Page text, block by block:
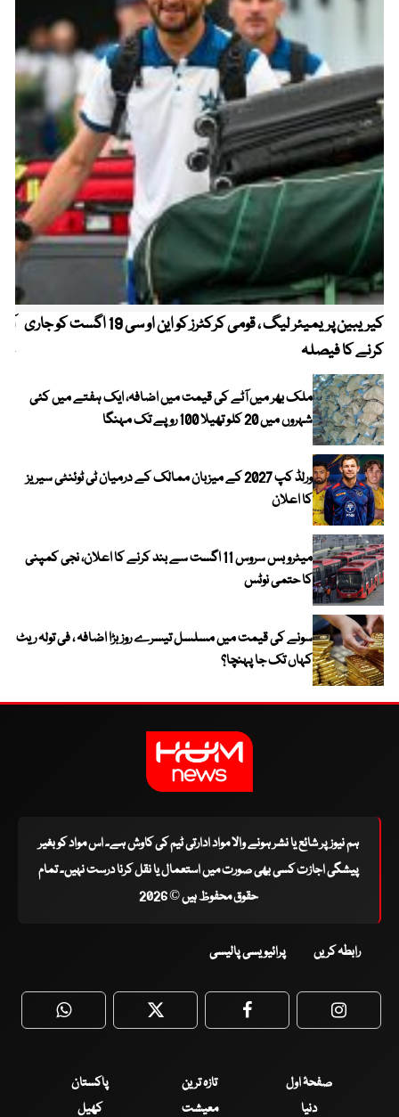
کیریبین پریمیئر لیگ ، قومی کرکٹرز کو این او سی 19 اگست کو جاری
کرنے کا فیصلہ
ملک بھر میں آٹے کی قیمت میں اضافہ، ایک ہفتے میں کئی
شہروں میں 20 کلو تھیلا 100 روپے تک مہنگا
ورلڈ کپ 2027 کے میزبان ممالک کے درمیان ٹی ٹوئنٹی سیریز
کا اعلان
میٹرو بس سروس 11 اگست سے بند کرنے کا اعلان، نجی کمپنی
کا حتمی نوٹس
سونے کی قیمت میں مسلسل تیسرے روز بڑا اضافہ ، فی تولہ ریٹ
کہاں تک جا پہنچا؟
ہم نیوز پر شائع یا نشر ہونے والا مواد ادارتی ٹیم کی کاوش ہے۔ اس مواد کو بغیر
پیشگی اجازت کسی بھی صورت میں استعمال یا نقل کرنا درست نہیں۔ تمام
حقوق محفوظ ہیں © 2026
رابطہ کریں پرائیویسی پالیسی
WhatsApp Twitter Facebook
صفحۂ اول تازہ ترین
پاکستان
دنیا
معیشت کھیل